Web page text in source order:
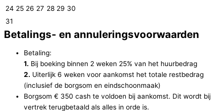
24 25 26 27 28 29 30
31
Betalings- en annuleringsvoorwaarden
Betaling:
1. Bij boeking binnen 2 weken 25% van het huurbedrag
2. Uiterlijk 6 weken voor aankomst het totale restbedrag
(inclusief de borgsom en eindschoonmaak)
Borgsom € 350 cash te voldoen bij aankomst. Dit wordt bij
vertrek terugbetaald als alles in orde is.